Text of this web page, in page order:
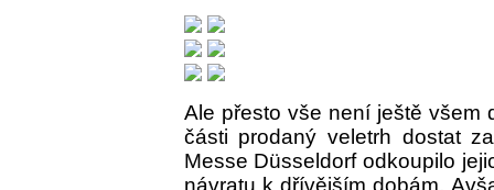
Ale přesto vše není ještě všem
části prodaný veletrh dostat
Messe Düsseldorf odkoupilo
návratu k dřívějším dobám.